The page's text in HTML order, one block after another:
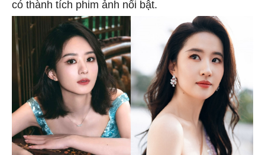
có thành tích phim ảnh nổi bật.